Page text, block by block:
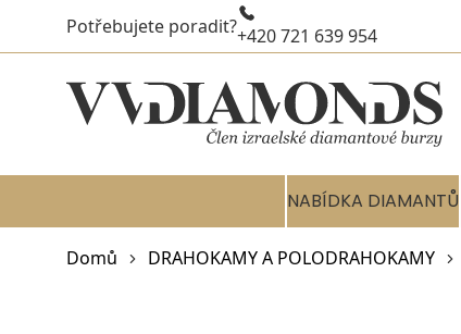
Potřebujete poradit?+420 721 639 954
NABÍDKA DIAMANTŮ
Domů DRAHOKAMY A POLODRAHOKAMY